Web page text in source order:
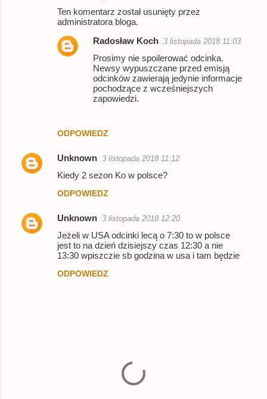
Ten komentarz został usunięty przez
administratora bloga.
ODPOWIEDZ
Radosław Koch 3 listopada 2018 11:03
Prosimy nie spoilerować odcinka.
Newsy wypuszczane przed emisją
odcinków zawierają jedynie informacje
pochodzące z wcześniejszych
zapowiedzi.
Unknown 3 listopada 2018 11:12
Kiedy 2 sezon Ko w polsce?
ODPOWIEDZ
Unknown 3 listopada 2018 12:20
Jeżeli w USA odcinki lecą o 7:30 to w polsce
jest to na dzień dzisiejszy czas 12:30 a nie
13:30 wpiszczie sb godzina w usa i tam będzie
ODPOWIEDZ